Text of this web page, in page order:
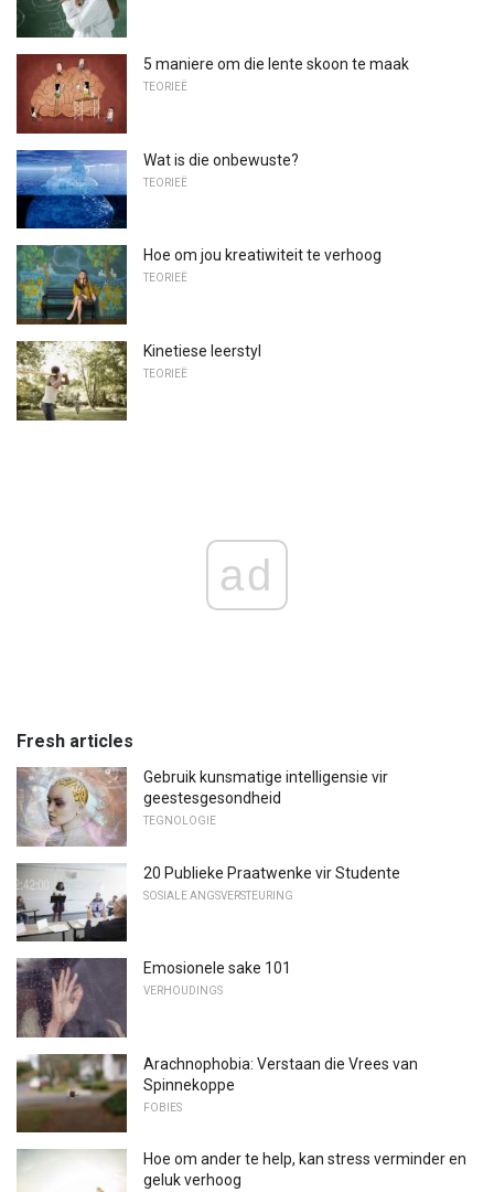
5 maniere om die lente skoon te maak
TEORIEË
Wat is die onbewuste?
TEORIEË
Hoe om jou kreatiwiteit te verhoog
TEORIEË
Kinetiese leerstyl
TEORIEË
ad
Fresh articles
Gebruik kunsmatige intelligensie vir
geestesgesondheid
TEGNOLOGIE
20 Publieke Praatwenke vir Studente
SOSIALE ANGSVERSTEURING
Emosionele sake 101
VERHOUDINGS
Arachnophobia: Verstaan ​​die Vrees van
Spinnekoppe
FOBIES
Hoe om ander te help, kan stress verminder en
geluk verhoog